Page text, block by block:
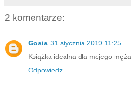
2 komentarze:
Gosia 31 stycznia 2019 11:25
Książka idealna dla mojego męża.
Odpowiedz